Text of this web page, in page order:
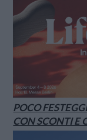
POCO
CON SCONTI E